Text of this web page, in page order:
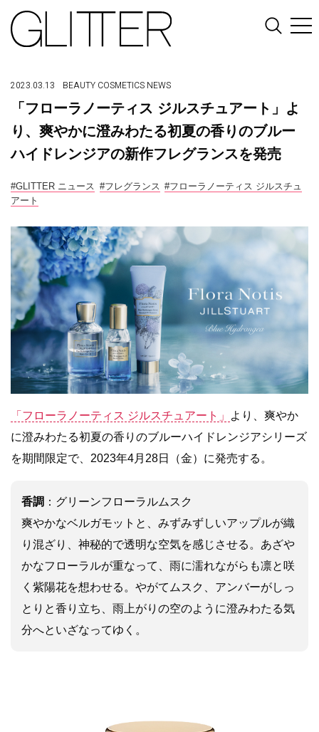
2023.03.13 BEAUTY COSMETICS NEWS
「フローラノーティス ジルスチュアート」よ
り、爽やかに澄みわたる初夏の香りのブルー
ハイドレンジアの新作フレグランスを発売
#GLITTER ニュース #フレグランス #フローラノーティス ジルスチュ
アート
「フローラノーティス ジルスチュアート」
より、爽やか
に澄みわたる初夏の香りのブルーハイドレンジアシリーズ
を期間限定で、2023年4月28日（金）に発売する。
香調 ：グリーンフローラルムスク
爽やかなベルガモットと、みずみずしいアップルが織
り混ざり、神秘的で透明な空気を感じさせる。あざや
かなフローラルが重なって、雨に濡れながらも凛と咲
く紫陽花を想わせる。やがてムスク、アンバーがしっ
とりと香り立ち、雨上がりの空のように澄みわたる気
分へといざなってゆく。